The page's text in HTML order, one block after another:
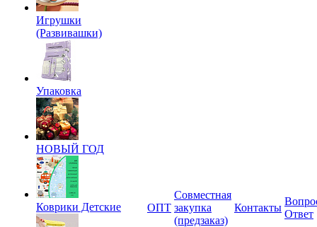
Игрушки
(Развивашки)
Упаковка
НОВЫЙ ГОД
Коврики Детские ОПТ
Совместная
закупка
(предзаказ)
Контакты
Ответ